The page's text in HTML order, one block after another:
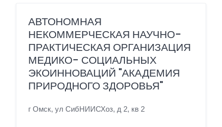
АВТОНОМНАЯ
НЕКОММЕРЧЕСКАЯ НАУЧНО-
ПРАКТИЧЕСКАЯ ОРГАНИЗАЦИЯ
МЕДИКО- СОЦИАЛЬНЫХ
ЭКОИННОВАЦИЙ "АКАДЕМИЯ
ПРИРОДНОГО ЗДОРОВЬЯ"
г Омск, ул СибНИИСХоз, д 2, кв 2